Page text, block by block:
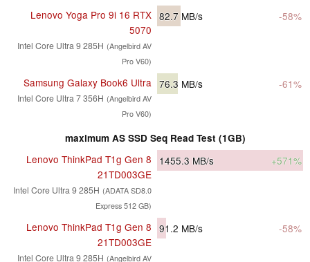
Lenovo Yoga Pro 9i 16 RTX
5070
Intel Core Ultra 9 285H (Angelbird AV
Pro V60)
82.7 MB/s -58%
Samsung Galaxy Book6 Ultra
Intel Core Ultra 7 356H (Angelbird AV
Pro V60)
76.3 MB/s -61%
maximum AS SSD Seq Read Test (1GB)
Lenovo ThinkPad T1g Gen 8
21TD003GE
Intel Core Ultra 9 285H (ADATA SD8.0
Express 512 GB)
1455.3 MB/s +571%
Lenovo ThinkPad T1g Gen 8
21TD003GE
Intel Core Ultra 9 285H (Angelbird AV
91.2 MB/s -58%